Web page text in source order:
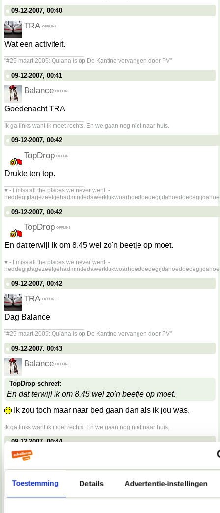
Toestemming Details Advertentie-instellingen
09-12-2007, 00:40
TRA
Wat een activiteit.
"#25 maart 2005: Quiana is op De Kantine vervangen door PV"
09-12-2007, 00:41
Balance
Goedenacht TRA
Ik ga links want ik moet rechts. En we gaan nog niet naar huis.
09-12-2007, 00:42
TopDrop
Drukte ten top.
♥ - I miss all the places we never went. -
09-12-2007, 00:42
TopDrop
En dat terwijl ik om 8.45 wel zo'n beetje op moet.
♥ - I miss all the places we never went. -
09-12-2007, 00:42
TRA
Dag Balance
"#25 maart 2005: Quiana is op De Kantine vervangen door PV"
09-12-2007, 00:43
Balance
TopDrop schreef:
En dat terwijl ik om 8.45 wel zo'n beetje op moet.
Ik zou toch maar naar bed gaan dan als ik jou was.
Ik ga links want ik moet rechts. En we gaan nog niet naar huis.
09-12-2007, 00:44
Balance
Dag Balance